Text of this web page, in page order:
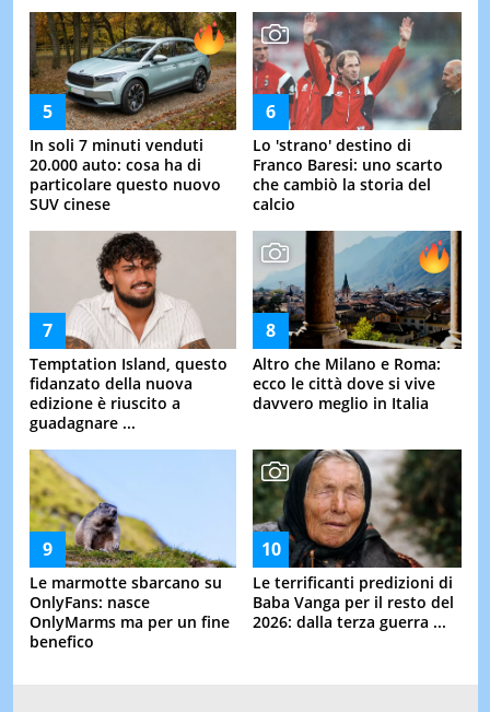
In soli 7 minuti venduti
20.000 auto: cosa ha di
particolare questo nuovo
SUV cinese
Lo 'strano' destino di
Franco Baresi: uno scarto
che cambiò la storia del
calcio
Temptation Island, questo
fidanzato della nuova
edizione è riuscito a
guadagnare ...
Altro che Milano e Roma:
ecco le città dove si vive
davvero meglio in Italia
Le marmotte sbarcano su
OnlyFans: nasce
OnlyMarms ma per un fine
benefico
Le terrificanti predizioni di
Baba Vanga per il resto del
2026: dalla terza guerra ...